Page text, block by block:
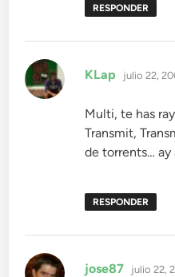
RESPONDER
KLap dice:
julio 22,
Multi, te has
Transmit,
de torrents… ay
RESPONDER
jose87 dice:
julio 22,